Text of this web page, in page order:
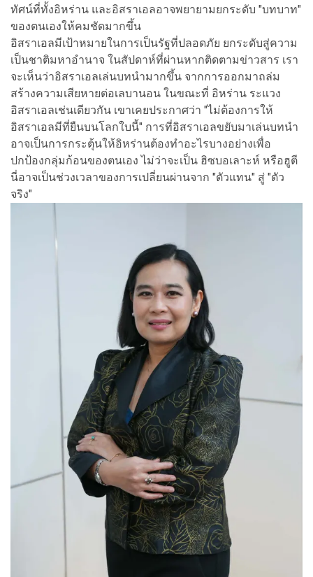
ทัศน์ที่ทั้งอิหร่าน และอิสราเอลอาจพยายามยกระดับ "บทบาท"
ของตนเองให้คมชัดมากขึ้น
อิสราเอลมีเป้าหมายในการเป็นรัฐที่ปลอดภัย ยกระดับสู่ความ
เป็นชาติมหาอำนาจ ในสัปดาห์ที่ผ่านหากติดตามข่าวสาร เรา
จะเห็นว่าอิสราเอลเล่นบทนำมากขึ้น จากการออกมาถล่ม
สร้างความเสียหายต่อเลบานอน ในขณะที่ อิหร่าน ระแวง
อิสราเอลเช่นเดียวกัน เขาเคยประกาศว่า "ไม่ต้องการให้
อิสราเอลมีที่ยืนบนโลกใบนี้" การที่อิสราเอลขยับมาเล่นบทนำ
อาจเป็นการกระตุ้นให้อิหร่านต้องทำอะไรบางอย่างเพื่อ
ปกป้องกลุ่มก้อนของตนเอง ไม่ว่าจะเป็น ฮิซบอเลาะห์ หรือฮูตี
นี่อาจเป็นช่วงเวลาของการเปลี่ยนผ่านจาก "ตัวแทน" สู่ "ตัว
จริง"